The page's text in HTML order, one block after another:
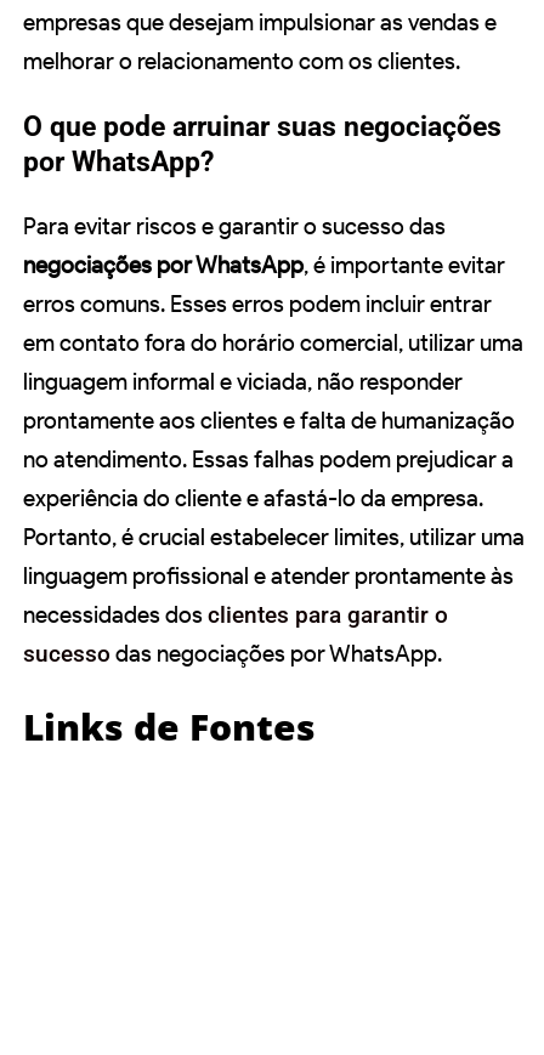
empresas que desejam impulsionar as vendas e
melhorar o relacionamento com os clientes.
O que pode arruinar suas negociações
por WhatsApp?
Para evitar riscos e garantir o sucesso das
negociações por WhatsApp, é importante evitar
erros comuns. Esses erros podem incluir entrar
em contato fora do horário comercial, utilizar uma
linguagem informal e viciada, não responder
prontamente aos clientes e falta de humanização
no atendimento. Essas falhas podem prejudicar a
experiência do cliente e afastá-lo da empresa.
Portanto, é crucial estabelecer limites, utilizar uma
linguagem profissional e atender prontamente às
necessidades dosclientes para garantir o
sucesso das negociações por WhatsApp.
Links de Fontes